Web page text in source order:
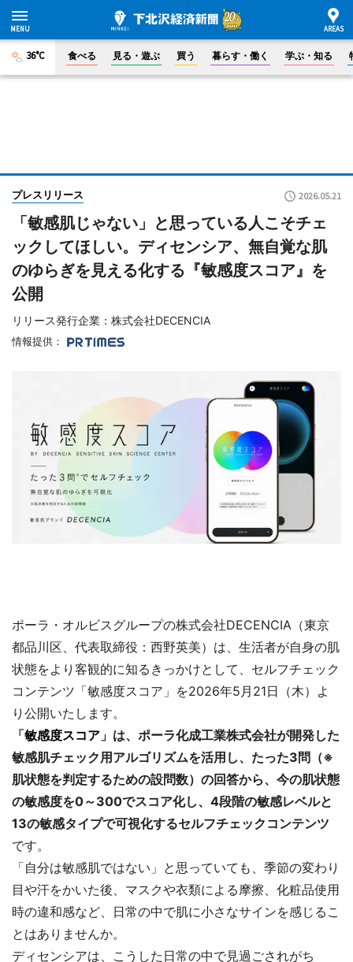
36°C 食べる 見る・遊ぶ 買う 暮らす・働く 学ぶ・知る
プレスリリース 2026.05.21
「敏感肌じゃない」と思っている人こそチェ
ックしてほしい。ディセンシア、無自覚な肌
のゆらぎを見える化する『敏感度スコア』を
公開
リリース発行企業：株式会社DECENCIA
情報提供：
ポーラ・オルビスグループの株式会社DECENCIA（東京
都品川区、代表取締役：西野英美）は、生活者が自身の肌
状態をより客観的に知るきっかけとして、セルフチェック
コンテンツ「敏感度スコア」を2026年5月21日（木）よ
り公開いたします。
「敏感度スコア 」は、ポーラ化成工業株式会社が開発した
敏感肌チェック用アルゴリズムを活用し、たった3問（※
肌状態を判定するための設問数）の回答から、今の肌状態
の敏感度を0～300でスコア化し、4段階の敏感レベルと
13の敏感タイプで可視化するセルフチェックコンテンツ
です。
「自分は敏感肌ではない」と思っていても、季節の変わり
目や汗をかいた後、マスクや衣類による摩擦、化粧品使用
時の違和感など、日常の中で肌に小さなサインを感じるこ
とはありませんか。
ディセンシアは、こうした日常の中で見過ごされがち